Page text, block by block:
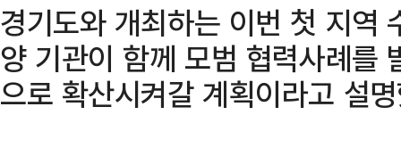
경기도와 개최하는 이번 첫 지역
양 기관이 함께 모범 협력사례를
으로 확산시켜갈 계획이라고 설